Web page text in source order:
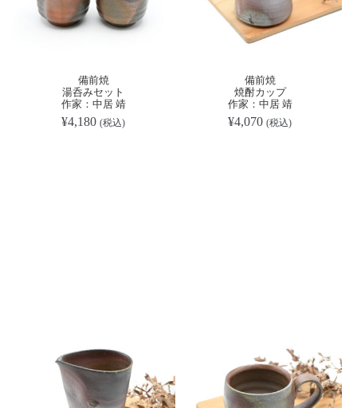
備前焼
湯呑みセット
作家：中居 靖
¥4,180 (税込)
備前焼
焼酎カップ
作家：中居 靖
¥4,070 (税込)